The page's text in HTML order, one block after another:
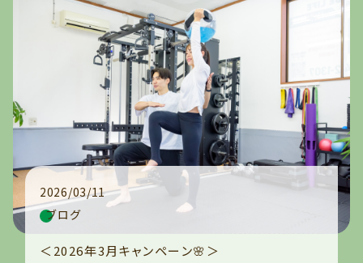
2026/03/11
ブログ
＜2026年3月キャンペーン🌸＞